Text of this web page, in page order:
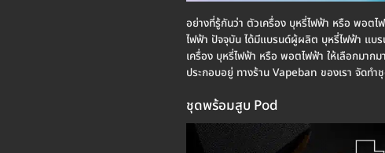
อย่างที่รู้กันว่า ตัวเครื่อง บุหรี่ไฟฟ้า หรือ พอตไ
ไฟฟ้า ปัจจุบัน ได้มีแบรนด์ผู้ผลิต บุหรี่ไฟฟ้า แบร
เครื่อง บุหรี่ไฟฟ้า หรือ พอตไฟฟ้า ให้เลือกมาก
ประกอบอยู่ ทางร้าน Vapeban ของเรา จัดทำ
ชุดพร้อมสูบ Pod